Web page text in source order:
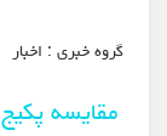
گروه خبري : اخبار
مقایسه